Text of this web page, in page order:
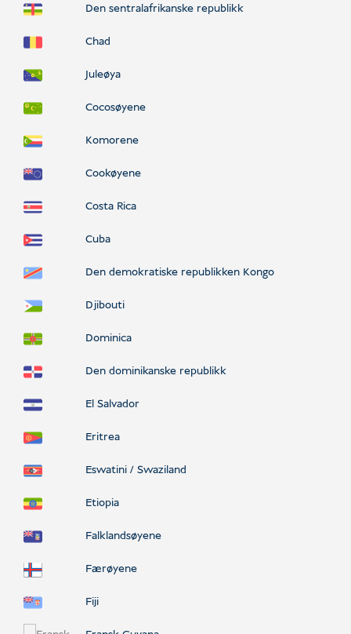
Den sentralafrikanske republikk
Chad
Juleøya
Cocosøyene
Komorene
Cookøyene
Costa Rica
Cuba
Den demokratiske republikken Kongo
Djibouti
Dominica
Den dominikanske republikk
El Salvador
Eritrea
Eswatini / Swaziland
Etiopia
Falklandsøyene
Færøyene
Fiji